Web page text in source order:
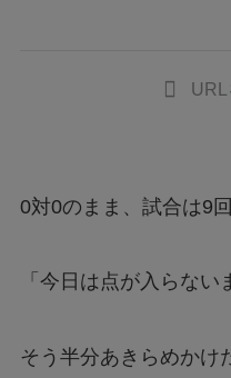
URL
0対0のまま、試合は9回
「今日は点が入らな
そう半分あきらめかけ